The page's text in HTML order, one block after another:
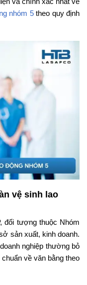
nhóm 5theo quy định
vệ sinh lao
đối tượng thuộc Nhóm
sản xuất, kinh doanh.
nghiệp thường bỏ
về văn bằng theo